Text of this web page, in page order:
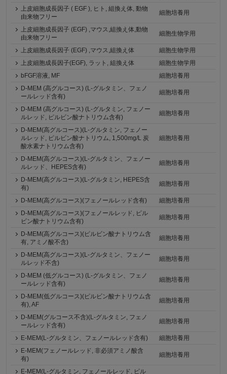
上皮細胞成長因子 ( EGF ), ヒト, 組換え体, 動物
由来物フリー
細胞培養用
上皮細胞成長因子 (EGF) ,マウス,組換え体,動物
由来物フリー
細胞生物学用
上皮細胞成長因子 (EGF) ,マウス,組換え体
細胞生物学用
上皮細胞成長因子(EGF), ラット, 組換え体
細胞生物学用
bFGF溶液, MF
細胞培養用
D-MEM (高グルコース) (L-グルタミン、フェノ
ールレッド含有)
細胞培養用
D-MEM (高グルコース) (L-グルタミン, フェノー
ルレッド, ピルビン酸ナトリウム含有)
細胞培養用
D-MEM(高グルコース)(L-グルタミン, フェノー
ルレッド, ピルビン酸ナトリウム, 1,500mg/L 炭
酸水素ナトリウム含有)
細胞培養用
D-MEM(高グルコース)(L-グルタミン、フェノー
ルレッド、HEPES含有)
細胞培養用
D-MEM(高グルコース)(L-グルタミン, HEPES含
有)
細胞培養用
D-MEM(高グルコース)(フェノールレッド含有)
細胞培養用
D-MEM(高グルコース)(フェノールレッド, ピル
ビン酸ナトリウム含有)
細胞培養用
D-MEM(高グルコース)(ピルビン酸ナトリウム含
有, アミノ酸不含)
細胞培養用
D-MEM(高グルコース)(L-グルタミン、フェノー
ルレッド不含)
細胞培養用
D-MEM (低グルコース) (L-グルタミン、フェノ
ールレッド含有)
細胞培養用
D-MEM(低グルコース)(ピルビン酸ナトリウム含
有), AF
細胞培養用
D-MEM(グルコース不含)(L-グルタミン, フェノ
ールレッド含有)
細胞培養用
E-MEM(L-グルタミン、フェノールレッド含有)
細胞培養用
E-MEM(フェノールレッド, 非必須アミノ酸含
有)
細胞培養用
E-MEM(L-グルタミン, フェノールレッド, ピル